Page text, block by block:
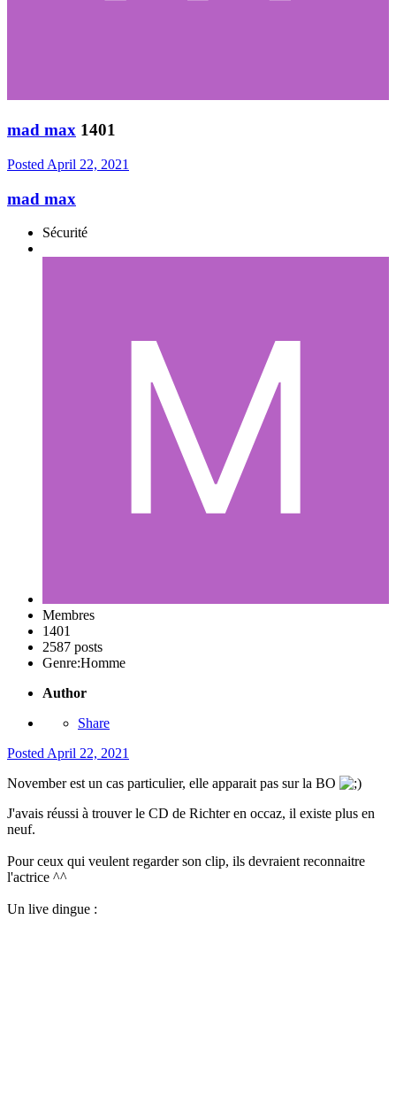
mad max 1401
Posted April 22, 2021
mad max
Sécurité
Membres
1401
2587 posts
Genre:Homme
Author
Share
Posted April 22, 2021
November est un cas particulier, elle apparait pas sur la BO
J'avais réussi à trouver le CD de Richter en occaz, il existe plus en
neuf.
Pour ceux qui veulent regarder son clip, ils devraient reconnaitre
l'actrice ^^
Un live dingue :